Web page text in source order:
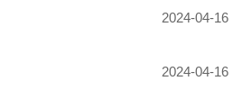
2024-04-16
2024-04-16